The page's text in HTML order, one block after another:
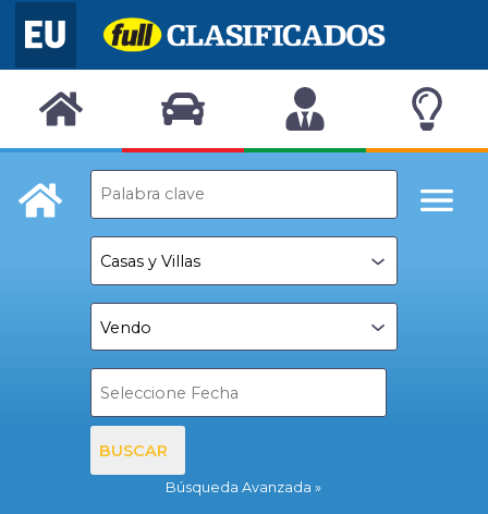
BUSCAR
Búsqueda Avanzada